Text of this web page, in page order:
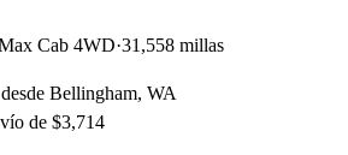
Cab 4WD 31,558 millas
Bellingham, WA
de $3,714